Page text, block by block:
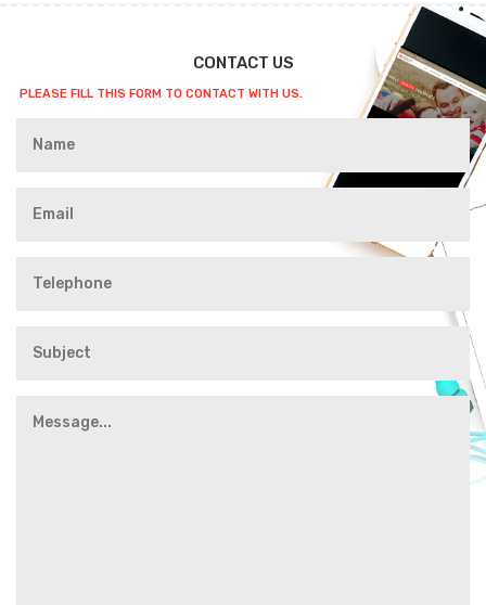
CONTACT US
PLEASE FILL THIS FORM TO CONTACT WITH US.